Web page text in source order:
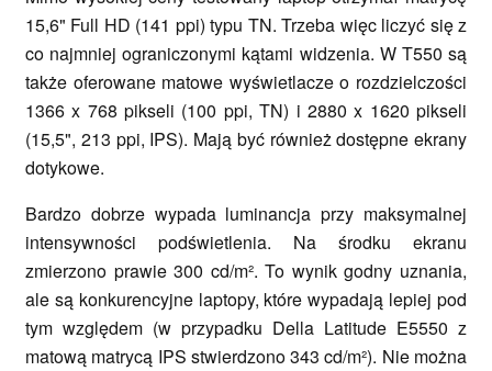
15,6" Full HD (141 ppi) typu TN. Trzeba więc liczyć się z
co najmniej ograniczonymi kątami widzenia. W T550 są
także oferowane matowe wyświetlacze o rozdzielczości
1366 x 768 pikseli (100 ppi, TN) i 2880 x 1620 pikseli
(15,5", 213 ppi, IPS). Mają być również dostępne ekrany
dotykowe.
Bardzo dobrze wypada luminancja przy maksymalnej
intensywności podświetlenia. Na środku ekranu
zmierzono prawie 300 cd/m². To wynik godny uznania,
ale są konkurencyjne laptopy, które wypadają lepiej pod
tym względem (w przypadku Della Latitude E5550 z
matową matrycą IPS stwierdzono 343 cd/m²). Nie można